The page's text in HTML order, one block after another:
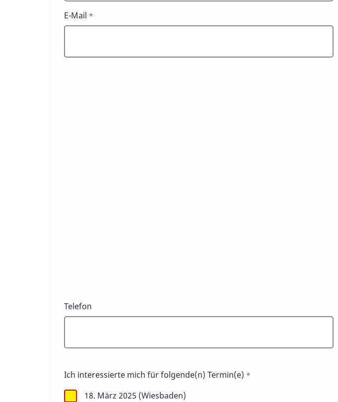
E-Mail *
Telefon
Ich interessierte mich für folgende(n) Termin(e) *
18. März 2025 (Wiesbaden)